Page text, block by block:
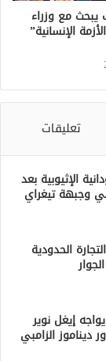
مع وزراء
الإنسانية”
تعليقات
الإثيوبية بعد
وجبهة تيغراي
الحدودية
إيغل نوير
ديناموز الزامبي